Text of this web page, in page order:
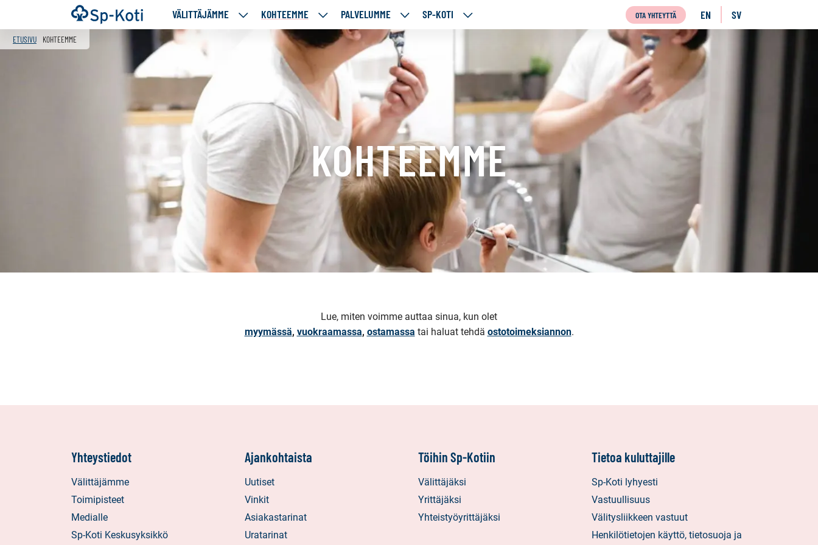
Siirry
sisältöön
Etusivu VÄLITTÄJÄMME
VÄLITTÄJÄMME
KOHTEEMME
KOHTEEMME
ALASIVUT
PALVELUMME
PALVELUMME
ALASIVUT
SP-KOTI
SP-
OTA YHTEYTTÄ EN
ENGLISH
SV
SVENSKA
ETUSIVU KOHTEEMME
f
KOHTEEMME
Lue, miten voimme auttaa sinua, kun olet
myymässä, vuokraamassa, ostamassa tai haluat tehdä ostotoimeksiannon.
Yhteystiedot
Välittäjämme
Toimipisteet
Medialle
Sp-Koti Keskusyksikkö
Ajankohtaista
Uutiset
Vinkit
Asiakastarinat
Uratarinat
Töihin Sp-Kotiin
Välittäjäksi
Yrittäjäksi
Yhteistyöyrittäjäksi
Tietoa kuluttajille
Sp-Koti lyhyesti
Vastuullisuus
Välitysliikkeen vastuut
Henkilötietojen käyttö, tietosuoja ja